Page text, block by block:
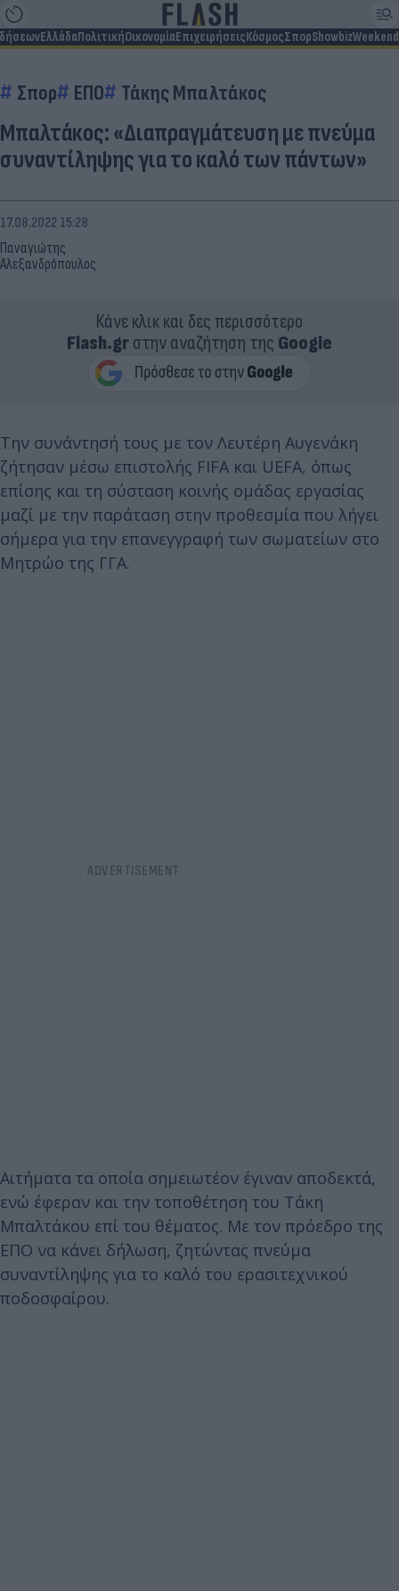
ΕλλάδαΠολιτικήΟικονομίαΕπιχειρήσειςΚόσμοςΣπορShowbizWeekend
Σπορ ΕΠΟ Τάκης Μπαλτάκος
Μπαλτάκος: «Διαπραγμάτευση με πνεύμα
συναντίληψης για το καλό των πάντων»
Παναγιώτης
Αλεξανδρόπουλος
17.08.2022 15:28
Κάνε κλικ και δες περισσότερο
Flash.grστην αναζήτηση της Google
Την συνάντησή τους με τον Λευτέρη Αυγενάκη
ζήτησαν μέσω επιστολής FIFA και UEFA, όπως
επίσης και τη σύσταση κοινής ομάδας εργασίας
μαζί με την παράταση στην προθεσμία που λήγει
σήμερα για την επανεγγραφή των σωματείων στο
Μητρώο της ΓΓΑ.
Αιτήματα τα οποία σημειωτέον έγιναν αποδεκτά,
ενώ έφεραν και την τοποθέτηση του Τάκη
Μπαλτάκου επί του θέματος. Με τον πρόεδρο της
ΕΠΟ να κάνει δήλωση, ζητώντας πνεύμα
συναντίληψης για το καλό του ερασιτεχνικού
ποδοσφαίρου.